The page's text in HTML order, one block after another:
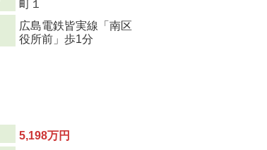
町１
広島電鉄皆実線「南区
役所前」歩1分
5,198万円